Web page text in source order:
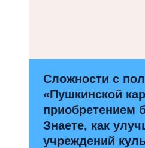
Сложности с
«Пушкинской
приобретением
Знаете, как
учреждений